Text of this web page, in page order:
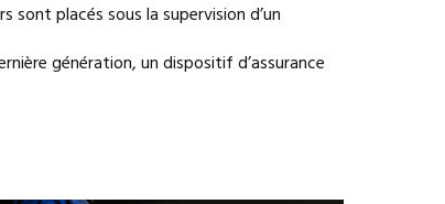
placés sous la supervision d’un
génération, un dispositif d’assurance